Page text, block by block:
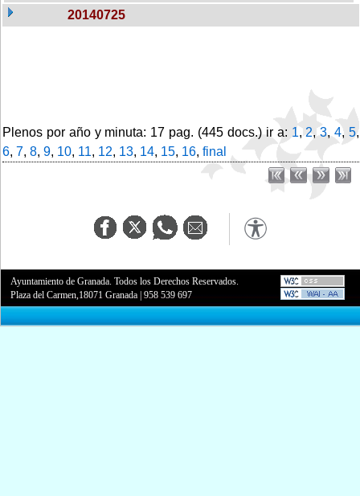
20140725
Plenos por año y minuta: 17 pag. (445 docs.) ir a: 1,2,3,4,5,
6, 7, 8, 9, 10, 11, 12, 13, 14, 15, 16, final
Ayuntamiento de Granada. Todos los Derechos Reservados.
Plaza del Carmen,18071 Granada |958 539 697